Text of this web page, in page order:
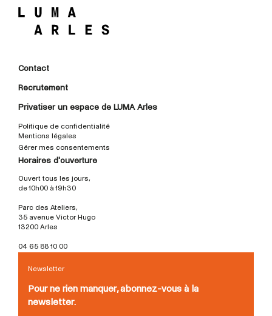
Contact
Recrutement
Privatiser un espace de LUMA Arles
Politique de confidentialité
Mentions légales
Gérer mes consentements
Horaires d'ouverture
Ouvert tous les jours,
de 10h00 à 19h30
Parc des Ateliers,
35 avenue Victor Hugo
13200 Arles
04 65 88 10 00
Newsletter
Pour ne rien manquer, abonnez-vous à la
newsletter.